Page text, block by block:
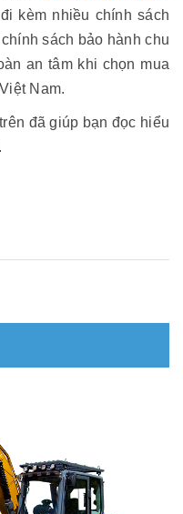
kèm nhiều chính sách
sách bảo hành chu
an tâm khi chọn mua
Nam.
đã giúp bạn đọc hiểu